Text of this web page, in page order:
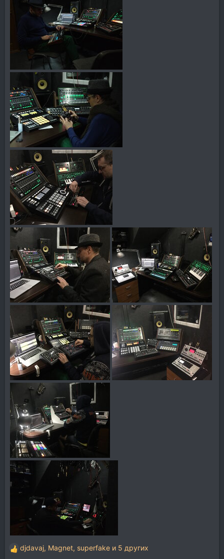
Р
djdavaj, Magnet, superfake и 5 других